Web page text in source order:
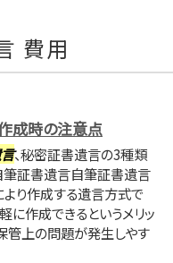
費用
成時の注意点
、秘密証書遺言の3種類
筆証書遺言自筆証書遺言
より作成する遺言方式で
に作成できるというメリッ
管上の問題が発生しやす